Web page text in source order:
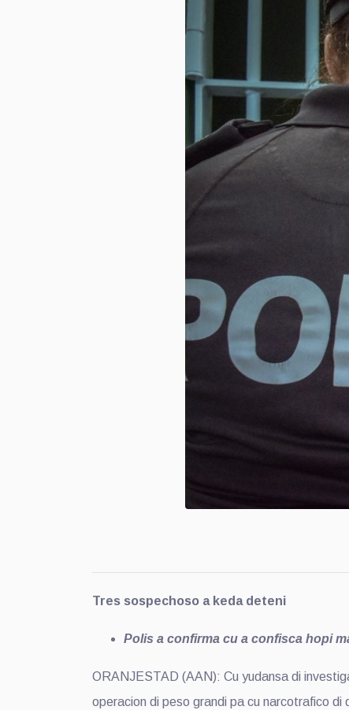
Tres sospechoso a keda deteni
Polis a confirma cu a confisca hopi
ORANJESTAD (AAN): Cu yudansa di
operacion di peso grandi pa cu narcotrafico di